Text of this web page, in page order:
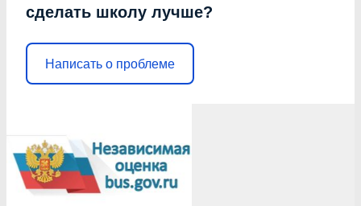
сделать школу лучше?
Написать о проблеме